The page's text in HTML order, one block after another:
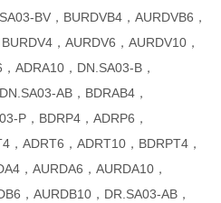
BV，BURDVB4，AURDVB6，
，AURDV6，AURDV10，
ADRA10，DN.SA03-B，
AB，BDRAB4，
P，BDRP4，ADRP6，
，ADRT6，ADRT10，BDRPT4，
，AURDA6，AURDA10，
，AURDB10，DR.SA03-AB，